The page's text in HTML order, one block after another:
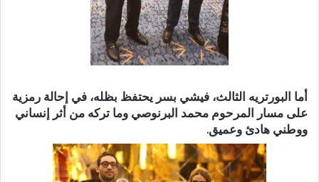
أما البورتريه الثالث، فيشي بسر يحتفظ بظله، في إحالة رمزية
على مسار المرحوم محمد البرنوصي وما تركه من أثر إنساني
ووطني هادئ وعميق.